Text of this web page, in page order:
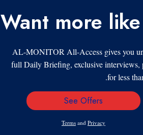
Want more like
AL-MONITOR All-Access gives you
full Daily Briefing, exclusive
for less
Email
See Offers
Terms and Privacy